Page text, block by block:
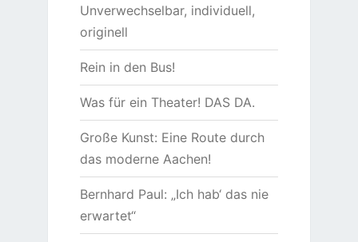
Unverwechselbar, individuell,
originell
Rein in den Bus!
Was für ein Theater! DAS DA.
Große Kunst: Eine Route durch
das moderne Aachen!
Bernhard Paul: „Ich hab‘ das nie
erwartet“